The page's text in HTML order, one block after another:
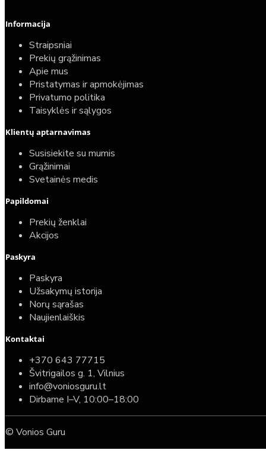
Informacija
Straipsniai
Prekių grąžinimas
Apie mus
Pristatymas ir apmokėjimas
Privatumo politika
Taisyklės ir sąlygos
Klientų aptarnavimas
Susisiekite su mumis
Grąžinimai
Svetainės medis
Papildomai
Prekių ženklai
Akcijos
Paskyra
Paskyra
Užsakymų istorija
Norų sąrašas
Naujienlaiškis
Kontaktai
+370 643 77715
Švitrigailos g. 1, Vilnius
info@voniosguru.lt
Dirbame I–V, 10:00–18:00
© Vonios Guru